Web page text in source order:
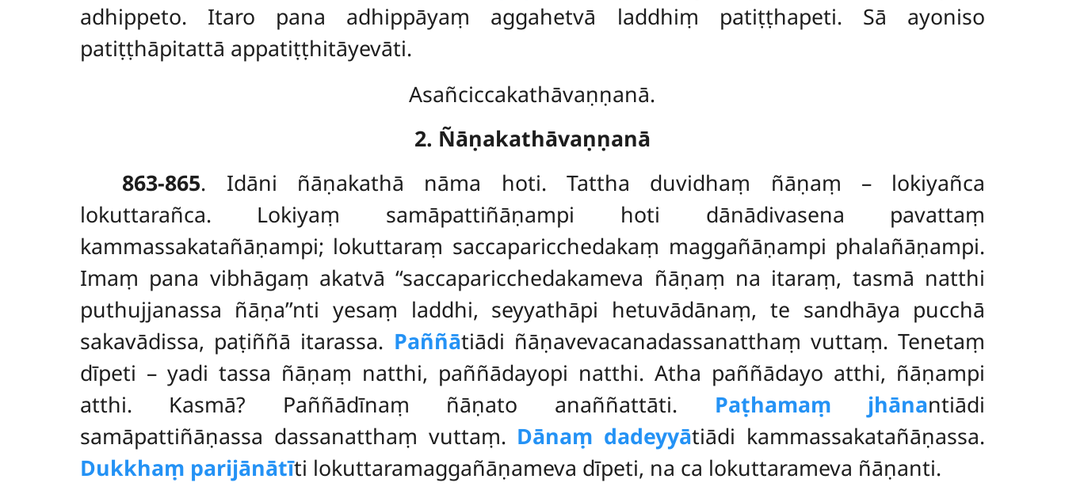
adhippeto. Itaro pana adhippāyaṃ aggahetvā laddhiṃ patiṭṭhapeti. Sā ayoniso
patiṭṭhāpitattā appatiṭṭhitāyevāti.
Asañciccakathāvaṇṇanā.
2. Ñāṇakathāvaṇṇanā
863-865. Idāni ñāṇakathā nāma hoti. Tattha duvidhaṃ ñāṇaṃ – lokiyañca
lokuttarañca. Lokiyaṃ samāpattiñāṇampi hoti dānādivasena pavattaṃ
kammassakatañāṇampi; lokuttaraṃ saccaparicchedakaṃ maggañāṇampi phalañāṇampi.
Imaṃ pana vibhāgaṃ akatvā ‘‘saccaparicchedakameva ñāṇaṃ na itaraṃ, tasmā natthi
puthujjanassa ñāṇa’’nti yesaṃ laddhi, seyyathāpi hetuvādānaṃ, te sandhāya pucchā
sakavādissa, paṭiññā itarassa. Paññātiādi ñāṇavevacanadassanatthaṃ vuttaṃ. Tenetaṃ
dīpeti – yadi tassa ñāṇaṃ natthi, paññādayopi natthi. Atha paññādayo atthi, ñāṇampi
atthi. Kasmā? Paññādīnaṃ ñāṇato anaññattāti. Paṭhamaṃ jhānantiādi
samāpattiñāṇassa dassanatthaṃ vuttaṃ. Dānaṃ dadeyyātiādi kammassakatañāṇassa.
Dukkhaṃ parijānātīti lokuttaramaggañāṇameva dīpeti, na ca lokuttarameva ñāṇanti.